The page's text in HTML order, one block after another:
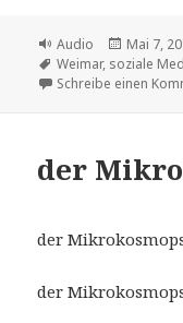
Format
Audio
am
Mai 7,
Schlagwörter
Weimar, soziale
Schreibe einen
der
der
der